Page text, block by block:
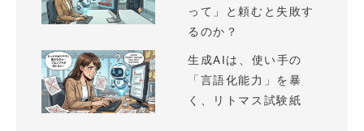
って」と頼むと失敗す
るのか？
生成AIは、使い手の
「言語化能力」を暴
く、リトマス試験紙